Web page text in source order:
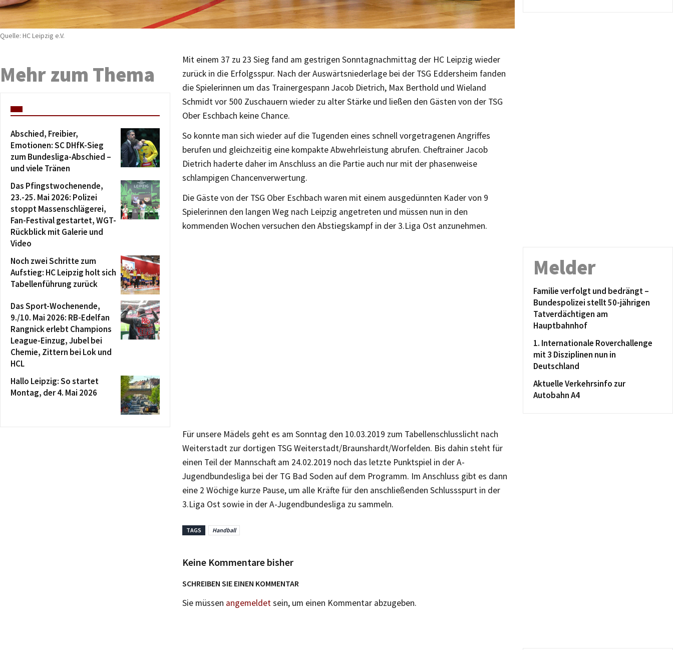
Quelle: HC Leipzig e.V.
Mit einem 37 zu 23 Sieg fand am gestrigen Sonntagnachmittag der HC Leipzig wieder
zurück in die Erfolgsspur. Nach der Auswärtsniederlage bei der TSG Eddersheim fanden
die Spielerinnen um das Trainergespann Jacob Dietrich, Max Berthold und Wieland
Schmidt vor 500 Zuschauern wieder zu alter Stärke und ließen den Gästen von der TSG
Ober Eschbach keine Chance.
So konnte man sich wieder auf die Tugenden eines schnell vorgetragenen Angriffes
berufen und gleichzeitig eine kompakte Abwehrleistung abrufen. Cheftrainer Jacob
Dietrich haderte daher im Anschluss an die Partie auch nur mit der phasenweise
schlampigen Chancenverwertung.
Die Gäste von der TSG Ober Eschbach waren mit einem ausgedünnten Kader von 9
Spielerinnen den langen Weg nach Leipzig angetreten und müssen nun in den
kommenden Wochen versuchen den Abstiegskampf in der 3.Liga Ost anzunehmen.
Für unsere Mädels geht es am Sonntag den 10.03.2019 zum Tabellenschlusslicht nach
Weiterstadt zur dortigen TSG Weiterstadt/Braunshardt/Worfelden. Bis dahin steht für
einen Teil der Mannschaft am 24.02.2019 noch das letzte Punktspiel in der A-
Jugendbundesliga bei der TG Bad Soden auf dem Programm. Im Anschluss gibt es dann
eine 2 Wöchige kurze Pause, um alle Kräfte für den anschließenden Schlussspurt in der
3.Liga Ost sowie in der A-Jugendbundesliga zu sammeln.
TAGS Handball
Keine Kommentare bisher
SCHREIBEN SIE EINEN KOMMENTAR
Sie müssen angemeldetsein, um einen Kommentar abzugeben.
Mehr zum Thema
Abschied, Freibier,
Emotionen: SC DHfK-Sieg
zum Bundesliga-Abschied –
und viele Tränen
Das Pfingstwochenende,
23.-25. Mai 2026: Polizei
stoppt Massenschlägerei,
Fan-Festival gestartet, WGT-
Rückblick mit Galerie und
Video
Noch zwei Schritte zum
Aufstieg: HC Leipzig holt sich
Tabellenführung zurück
Das Sport-Wochenende,
9./10. Mai 2026: RB-Edelfan
Rangnick erlebt Champions
League-Einzug, Jubel bei
Chemie, Zittern bei Lok und
HCL
Hallo Leipzig: So startet
Montag, der 4. Mai 2026
Melder
Familie verfolgt und bedrängt –
Bundespolizei stellt 50-jährigen
Tatverdächtigen am
Hauptbahnhof
1. Internationale Roverchallenge
mit 3 Disziplinen nun in
Deutschland
Aktuelle Verkehrsinfo zur
Autobahn A4